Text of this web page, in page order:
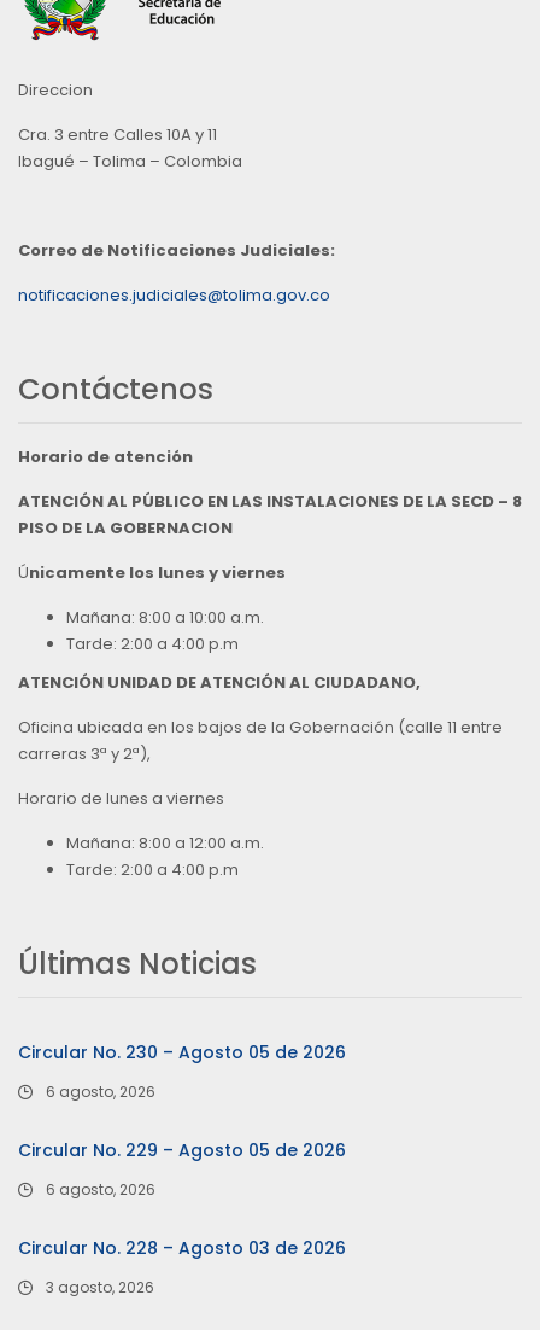
Direccion
Cra. 3 entre Calles 10A y 11
Ibagué – Tolima – Colombia
Correo de Notificaciones Judiciales:
notificaciones.judiciales@tolima.gov.co
Contáctenos
Horario de atención
ATENCIÓN AL PÚBLICO EN LAS INSTALACIONES DE LA SECD – 8
PISO DE LA GOBERNACION
Únicamente los lunes y viernes
Mañana: 8:00 a 10:00 a.m.
Tarde: 2:00 a 4:00 p.m
ATENCIÓN UNIDAD DE ATENCIÓN AL CIUDADANO,
Oficina ubicada en los bajos de la Gobernación (calle 11 entre
carreras 3ª y 2ª),
Horario de lunes a viernes
Mañana: 8:00 a 12:00 a.m.
Tarde: 2:00 a 4:00 p.m
Últimas Noticias
Circular No. 230 – Agosto 05 de 2026
6 agosto, 2026
Circular No. 229 – Agosto 05 de 2026
6 agosto, 2026
Circular No. 228 – Agosto 03 de 2026
3 agosto, 2026